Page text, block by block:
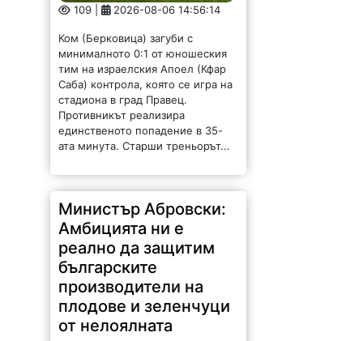
109 | 2026-08-06 14:56:14
Ком (Берковица) загуби с
минималното 0:1 от юношеския
тим на израелския Апоел (Кфар
Саба) контрола, която се игра на
стадиона в град Правец.
Противникът реализира
единственото попадение в 35-
ата минута. Старши треньорът...
Министър Абровски:
Амбицията ни е
реално да защитим
българските
производители на
плодове и зеленчуци
от нелоялната